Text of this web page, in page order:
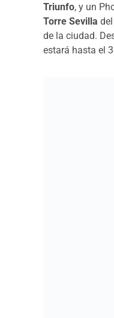
Triunfo, y un
Torre Sevilla
de la ciudad.
estará hasta el